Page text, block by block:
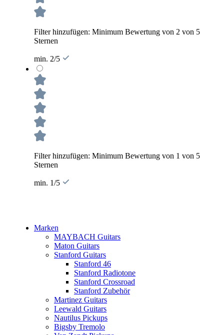
Filter hinzufügen: Minimum Bewertung von 2 von 5
Sternen
min. 2/5
Filter hinzufügen: Minimum Bewertung von 1 von 5
Sternen
min. 1/5
Marken
MAYBACH Guitars
Maton Guitars
Stanford Guitars
Stanford 46
Stanford Radiotone
Stanford Crossroad
Stanford Zubehör
Martinez Guitars
Leewald Guitars
Nautilus Pickups
Bigsby Tremolo